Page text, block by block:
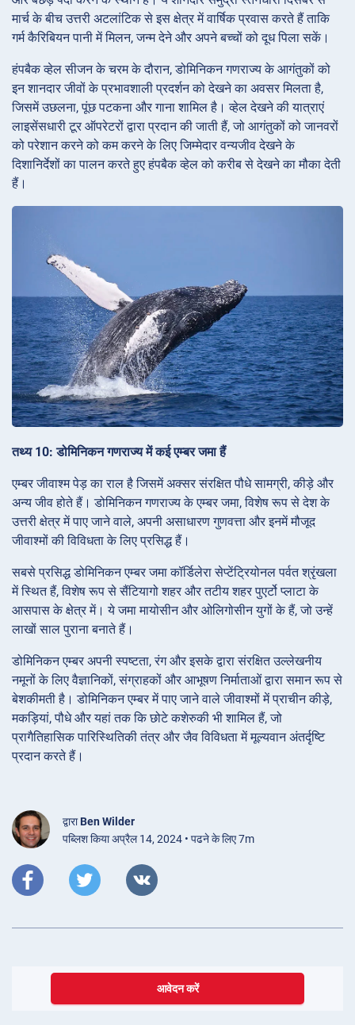
मार्च के बीच उत्तरी अटलांटिक से इस क्षेत्र में वार्षिक प्रवास करते हैं ताकि
गर्म कैरिबियन पानी में मिलन, जन्म देने और अपने बच्चों को दूध पिला सकें।
हंपबैक व्हेल सीजन के चरम के दौरान, डोमिनिकन गणराज्य के आगंतुकों को
इन शानदार जीवों के प्रभावशाली प्रदर्शन को देखने का अवसर मिलता है,
जिसमें उछलना, पूंछ पटकना और गाना शामिल है। व्हेल देखने की यात्राएं
लाइसेंसधारी टूर ऑपरेटरों द्वारा प्रदान की जाती हैं, जो आगंतुकों को जानवरों
को परेशान करने को कम करने के लिए जिम्मेदार वन्यजीव देखने के
दिशानिर्देशों का पालन करते हुए हंपबैक व्हेल को करीब से देखने का मौका देती
हैं।
तथ्य 10: डोमिनिकन गणराज्य में कई एम्बर जमा हैं
एम्बर जीवाश्म पेड़ का राल है जिसमें अक्सर संरक्षित पौधे सामग्री, कीड़े और
अन्य जीव होते हैं। डोमिनिकन गणराज्य के एम्बर जमा, विशेष रूप से देश के
उत्तरी क्षेत्र में पाए जाने वाले, अपनी असाधारण गुणवत्ता और इनमें मौजूद
जीवाश्मों की विविधता के लिए प्रसिद्ध हैं।
सबसे प्रसिद्ध डोमिनिकन एम्बर जमा कॉर्डिलेरा सेप्टेंट्रियोनल पर्वत श्रृंखला
में स्थित हैं, विशेष रूप से सैंटियागो शहर और तटीय शहर पुएर्टो प्लाटा के
आसपास के क्षेत्र में। ये जमा मायोसीन और ओलिगोसीन युगों के हैं, जो उन्हें
लाखों साल पुराना बनाते हैं।
डोमिनिकन एम्बर अपनी स्पष्टता, रंग और इसके द्वारा संरक्षित उल्लेखनीय
नमूनों के लिए वैज्ञानिकों, संग्राहकों और आभूषण निर्माताओं द्वारा समान रूप से
बेशकीमती है। डोमिनिकन एम्बर में पाए जाने वाले जीवाश्मों में प्राचीन कीड़े,
मकड़ियां, पौधे और यहां तक कि छोटे कशेरुकी भी शामिल हैं, जो
प्रागैतिहासिक पारिस्थितिकी तंत्र और जैव विविधता में मूल्यवान अंतर्दृष्टि
प्रदान करते हैं।
द्वाराBen Wilder
पब्लिश किया अप्रैल 14, 2024 • पढने के लिए 7m
आवेदन करें